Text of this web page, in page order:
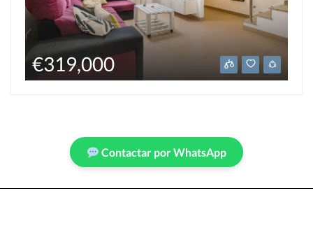
€269,000
Contactar por WhatsApp